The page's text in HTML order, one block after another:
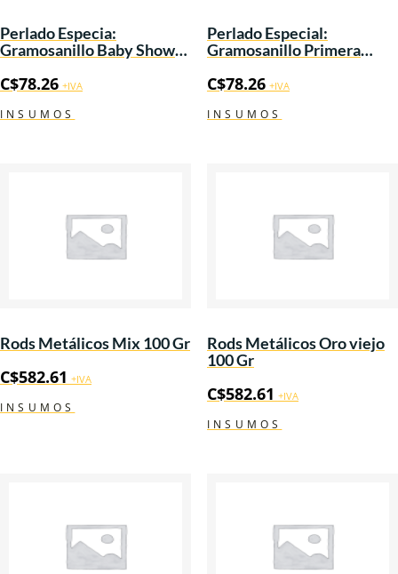
Perlado Especia:
Gramosanillo Baby Shower
C$78.26 +IVA
INSUMOS
Perlado Especial:
Gramosanillo Primera
C$78.26 +IVA
INSUMOS
Rods Metálicos Mix 100 Gr
C$582.61 +IVA
INSUMOS
Rods Metálicos Oro viejo
100 Gr
C$582.61 +IVA
INSUMOS